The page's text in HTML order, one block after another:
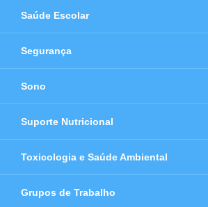
Saúde Escolar
Segurança
Sono
Suporte Nutricional
Toxicologia e Saúde Ambiental
Grupos de Trabalho